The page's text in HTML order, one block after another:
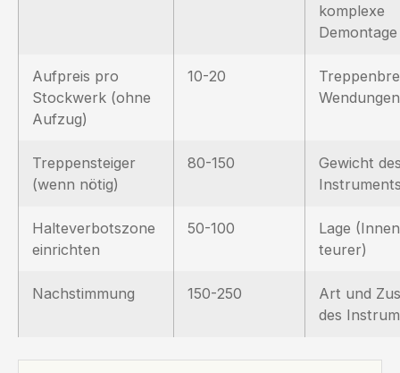
komplexe
Demontage
Aufpreis pro
Stockwerk (ohne
Aufzug)
10-20
Wendungen
Treppensteiger
(wenn nötig)
80-150
Gewicht
Halteverbotszone
einrichten
50-100
Lage
teurer)
Nachstimmung 150-250
Art und
des